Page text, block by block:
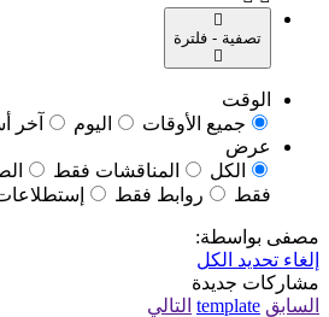
تصفية - فلترة
الوقت
جميع الأوقات
اليوم آخر
عرض
الكل
المناقشات فقط
فقط
روابط فقط
مصفى بواسطة:
إلغاء تحديد الكل
مشاركات جديدة
السابق template التالي